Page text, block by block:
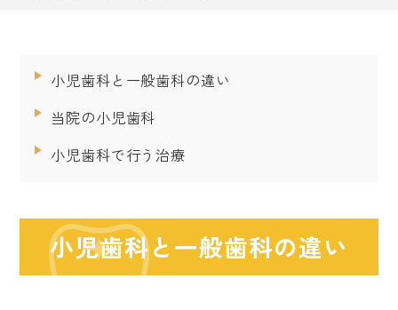
小児歯科と一般歯科の違い
当院の小児歯科
小児歯科で行う治療
小児歯科と一般歯科の違い